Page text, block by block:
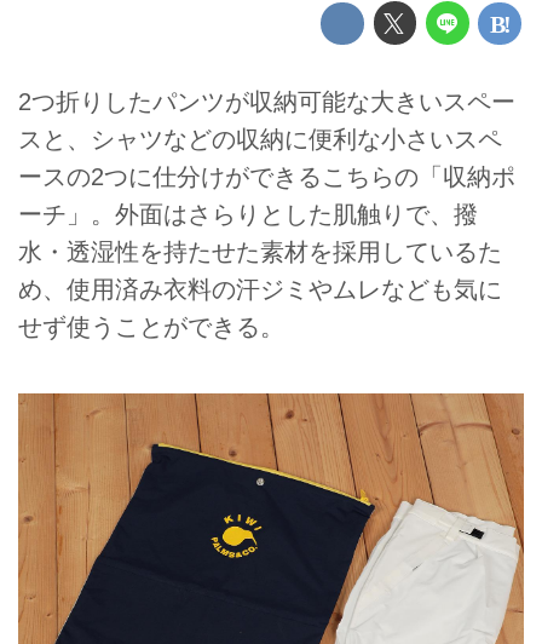
2つ折りしたパンツが収納可能な大きいスペー
スと、シャツなどの収納に便利な小さいスペ
ースの2つに仕分けができるこちらの「収納ポ
ーチ」。外面はさらりとした肌触りで、撥
水・透湿性を持たせた素材を採用しているた
め、使用済み衣料の汗ジミやムレなども気に
せず使うことができる。